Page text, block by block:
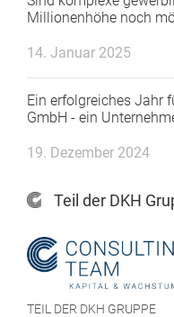
Millionenhöhe noch
14. Januar 2025
Ein erfolgreiches Jahr
GmbH - ein
19. Dezember 2024
Teil der DKH
TEIL DER DKH GRUPPE